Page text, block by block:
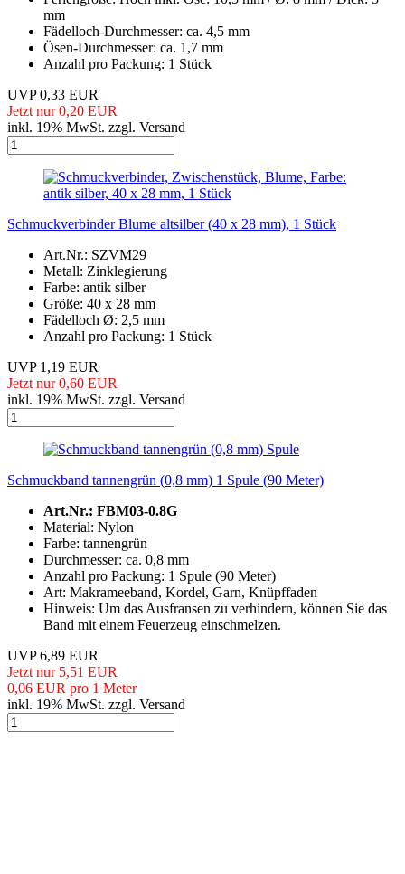
mm
Fädelloch-Durchmesser: ca. 4,5 mm
Ösen-Durchmesser: ca. 1,7 mm
Anzahl pro Packung: 1 Stück
UVP 0,33 EUR
Jetzt nur 0,20 EUR
inkl. 19% MwSt. zzgl. Versand
Schmuckverbinder Blume altsilber (40 x 28 mm), 1 Stück
Art.Nr.: SZVM29
Metall: Zinklegierung
Farbe: antik silber
Größe: 40 x 28 mm
Fädelloch Ø: 2,5 mm
Anzahl pro Packung: 1 Stück
UVP 1,19 EUR
Jetzt nur 0,60 EUR
inkl. 19% MwSt. zzgl. Versand
Schmuckband tannengrün (0,8 mm) 1 Spule (90 Meter)
Art.Nr.: FBM03-0.8G
Material: Nylon
Farbe: tannengrün
Durchmesser: ca. 0,8 mm
Anzahl pro Packung: 1 Spule (90 Meter)
Art: Makrameeband, Kordel, Garn, Knüpffaden
Hinweis: Um das Ausfransen zu verhindern, können Sie das
Band mit einem Feuerzeug einschmelzen.
UVP 6,89 EUR
Jetzt nur 5,51 EUR
0,06 EUR pro 1 Meter
inkl. 19% MwSt. zzgl. Versand